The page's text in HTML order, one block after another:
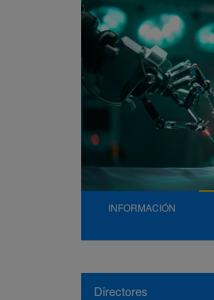
INFORMACIÓN
Directores